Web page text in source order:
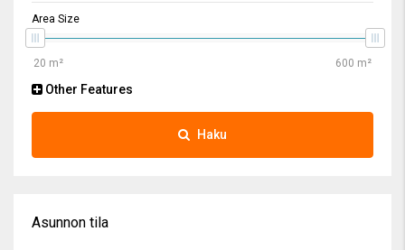
Area Size
Other Features
Haku
Asunnon tila